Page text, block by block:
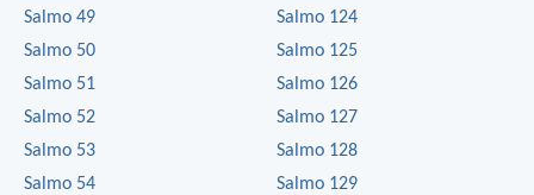
Salmo 49
Salmo 50
Salmo 51
Salmo 52
Salmo 53
Salmo 54
Salmo 124
Salmo 125
Salmo 126
Salmo 127
Salmo 128
Salmo 129